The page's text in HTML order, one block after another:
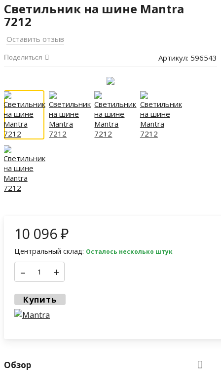
Светильник на шине Mantra
7212
Оставить отзыв
Поделиться Артикул: 596543
10 096₽
Центральный склад: Осталось несколько штук
– +
Купить
Обзор